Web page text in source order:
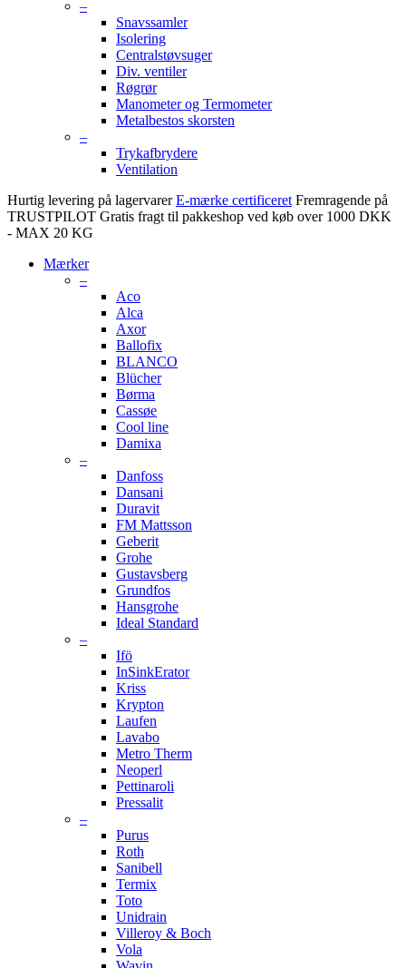
–
Snavssamler
Isolering
Centralstøvsuger
Div. ventiler
Røgrør
Manometer og Termometer
Metalbestos skorsten
–
Trykafbrydere
Ventilation
Hurtig levering på lagervarer E-mærke certificeret Fremragende på
TRUSTPILOT Gratis fragt til pakkeshop ved køb over 1000 DKK
- MAX 20 KG
Mærker
–
Aco
Alca
Axor
Ballofix
BLANCO
Blücher
Børma
Cassøe
Cool line
Damixa
–
Danfoss
Dansani
Duravit
FM Mattsson
Geberit
Grohe
Gustavsberg
Grundfos
Hansgrohe
Ideal Standard
–
Ifö
InSinkErator
Kriss
Krypton
Laufen
Lavabo
Metro Therm
Neoperl
Pettinaroli
Pressalit
–
Purus
Roth
Sanibell
Termix
Toto
Unidrain
Villeroy & Boch
Vola